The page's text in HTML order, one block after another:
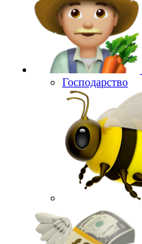
Господарство